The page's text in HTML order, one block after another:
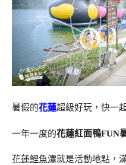
暑假的花蓮超級好玩，快一
一年一度的花蓮紅面鴨FUN
花蓮鯉魚潭就是活動地點，